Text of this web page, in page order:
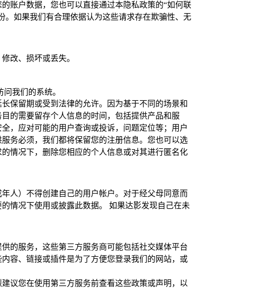
账户数据，您也可以直接通过本隐私政策的“如何联
。如果我们有合理依据认为这些请求存在欺骗性、无
改、损坏或丢失。
我们的系统。
保留期或受到法律的允许。因为基于不同的场景和
的需要留存个人信息的时间，包括提供产品和服
，应对可能的用户查询或投诉，问题定位等；用户
务必须，我们都将保留您的注册信息。您也可以选
情况下，删除您相应的个人信息或对其进行匿名化
人）不得创建自己的用户帐户。对于经父母同意而
情况下使用或披露此数据。 如果达影发现自己在未
的服务，这些第三方服务商可能包括社交媒体平台
容、链接或插件是为了方便您登录我们的网站，或
议您在使用第三方服务前查看这些政策或声明，以